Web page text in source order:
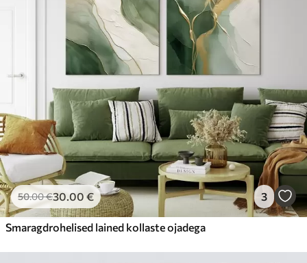
50.00€30.00 € 3
Smaragdrohelised lained kollaste ojadega